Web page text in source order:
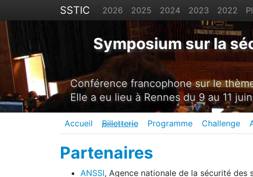
SSTIC 2026 2025 2024 2023 2022
Symposium sur la
Conférence francophone sur le
Elle a eu lieu à Rennes du 9 au 11
Accueil Billetterie Programme Challenge
Partenaires
ANSSI, Agence nationale de la sécurité des